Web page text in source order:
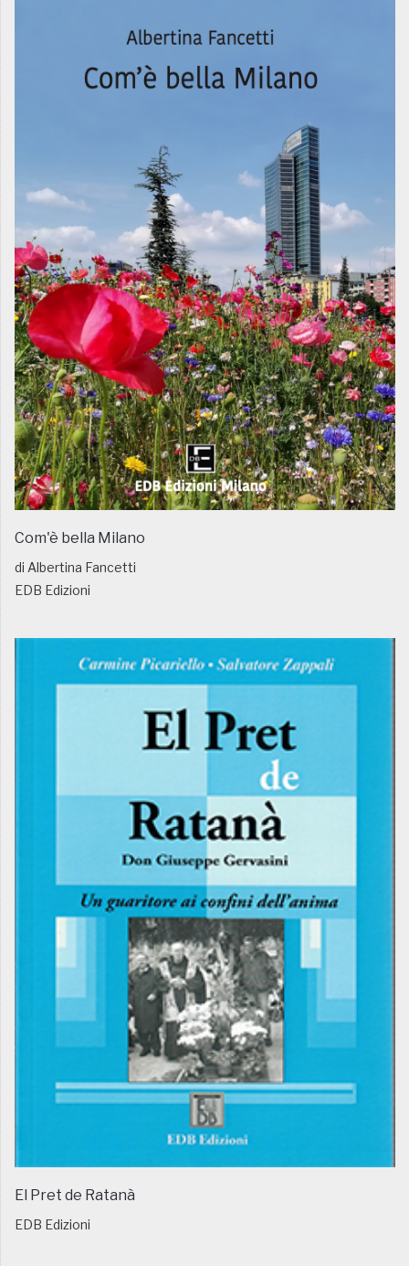
Com'è bella Milano
di Albertina Fancetti
EDB Edizioni
El Pret de Ratanà
EDB Edizioni